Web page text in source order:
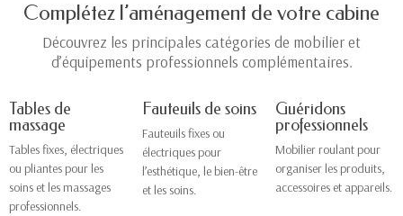
Complétez l’aménagement de votre cabine
Découvrez les principales catégories de mobilier et
d’équipements professionnels complémentaires.
Tables de
massage
Tables fixes, électriques
ou pliantes pour les
soins et les massages
professionnels.
Fauteuils de soins
Fauteuils fixes ou
électriques pour
l’esthétique, le bien-être
et les soins.
Guéridons
professionnels
Mobilier roulant pour
organiser les produits,
accessoires et appareils.